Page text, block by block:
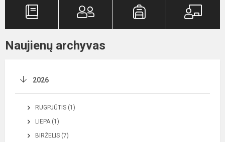
Naujienų archyvas
2026
RUGPJŪTIS (1)
LIEPA (1)
BIRŽELIS (7)